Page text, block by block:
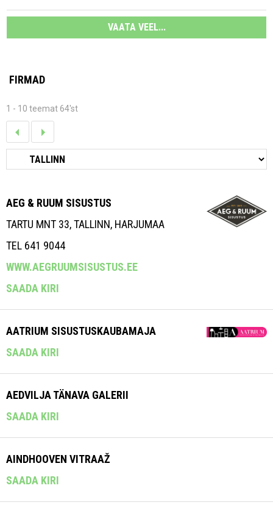
VAATA VEEL...
FIRMAD
1 - 10 teemat 64'st
AEG & RUUM SISUSTUS
TARTU MNT 33, TALLINN, HARJUMAA
TEL 641 9044
WWW.AEGRUUMSISUSTUS.EE
SAADA KIRI
AATRIUM SISUSTUSKAUBAMAJA
SAADA KIRI
AEDVILJA TÄNAVA GALERII
SAADA KIRI
AINDHOOVEN VITRAAŽ
SAADA KIRI